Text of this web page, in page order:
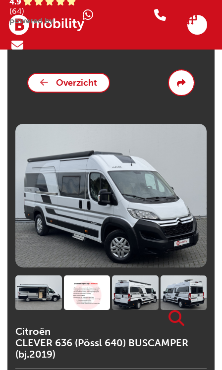
(64)
powered by
Overzicht
Citroën
CLEVER 636 (Pössl 640) BUSCAMPER
(bj.2019)